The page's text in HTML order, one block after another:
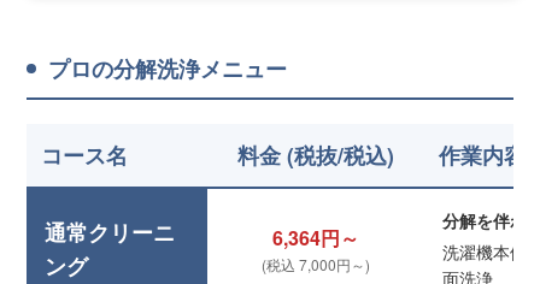
プロの分解洗浄メニュー
コース名 料金 (税抜/税込) 作業内容
通常クリーニ
ング
6,364円～
(税込 7,000円～)
分解を伴わ
洗濯機本体
面洗浄